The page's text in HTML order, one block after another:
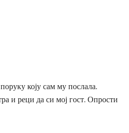
коју сам му послала.
и реци да си мој гост. Опрости